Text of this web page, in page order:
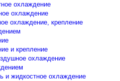
охлаждение
охлаждение
охлаждение, крепление
и крепление
охлаждение
и жидкостное охлаждение